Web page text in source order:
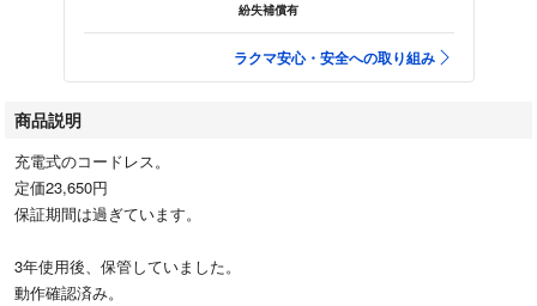
紛失補償有
ラクマ安心・安全への取り組み
商品説明
充電式のコードレス。
定価23,650円
保証期間は過ぎています。
3年使用後、保管していました。
動作確認済み。